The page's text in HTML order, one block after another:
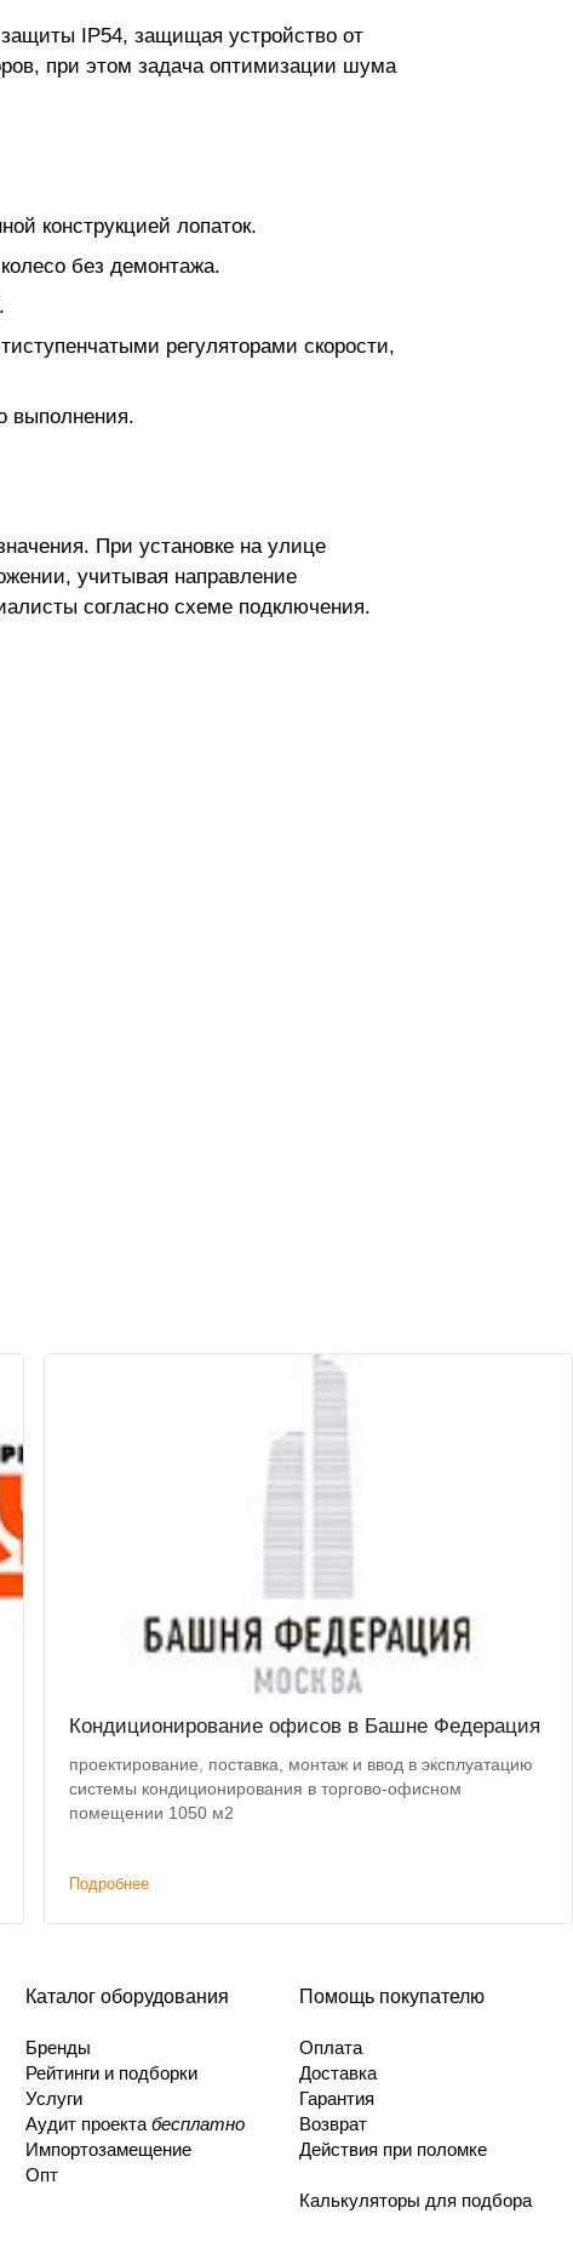
защиты IP54, защищая устройство от
при этом задача оптимизации шума
конструкцией лопаток.
без демонтажа.
регуляторами скорости,
выполнения.
При установке на улице
учитывая направление
согласно схеме подключения.
Кондиционирование офисов в Башне Федерация
проектирование, поставка, монтаж и ввод в эксплуатацию
системы кондиционирования в торгово-офисном
помещении 1050 м2
Подробнее
Каталог оборудования
Бренды
Рейтинги и подборки
Услуги
Аудит проекта бесплатно
Импортозамещение
Опт
Помощь покупателю
Оплата
Доставка
Гарантия
Возврат
Действия при поломке
Калькуляторы для подбора